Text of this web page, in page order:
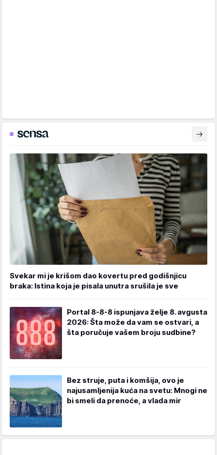
Svekar mi je krišom dao kovertu pred godišnjicu
braka: Istina koja je pisala unutra srušila je sve
Portal 8-8-8 ispunjava želje 8. avgusta
2026: Šta može da vam se ostvari, a
šta poručuje vašem broju sudbine?
Bez struje, puta i komšija, ovo je
najusamljenija kuća na svetu: Mnogi ne
bi smeli da prenoće, a vlada mir